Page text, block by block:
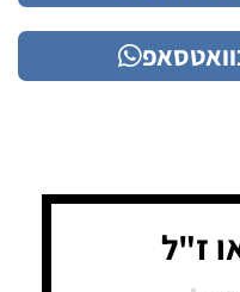
ז"ל